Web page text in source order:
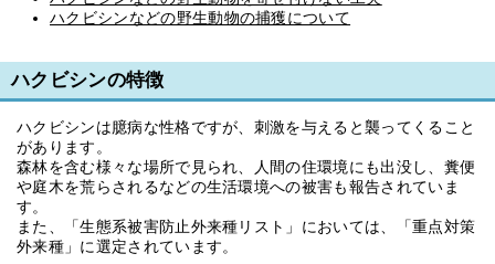
ハクビシンなどの野生動物の捕獲について
ハクビシンの特徴
ハクビシンは臆病な性格ですが、刺激を与えると襲ってくること
があります。
森林を含む様々な場所で見られ、人間の住環境にも出没し、糞便
や庭木を荒らされるなどの生活環境への被害も報告されていま
す。
また、「生態系被害防止外来種リスト」においては、「重点対策
外来種」に選定されています。